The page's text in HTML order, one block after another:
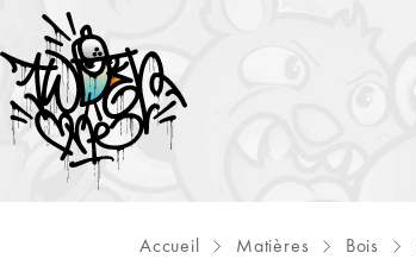
Accueil Matières Bois